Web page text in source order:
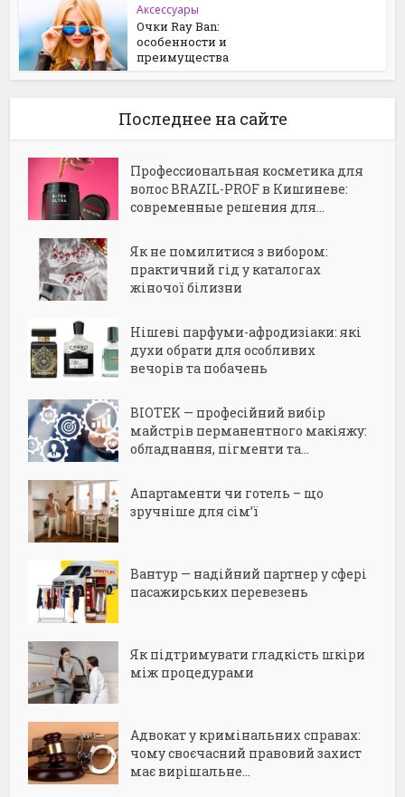
Аксессуары
Очки Ray Ban:
особенности и
преимущества
Последнее на сайте
Профессиональная косметика для
волос BRAZIL-PROF в Кишиневе:
современные решения для...
Як не помилитися з вибором:
практичний гід у каталогах
жіночої білизни
Нішеві парфуми-афродизіаки: які
духи обрати для особливих
вечорів та побачень
BIOTEK — професійний вибір
майстрів перманентного макіяжу:
обладнання, пігменти та...
Апартаменти чи готель – що
зручніше для сім’ї
Вантур — надійний партнер у сфері
пасажирських перевезень
Як підтримувати гладкість шкіри
між процедурами
Адвокат у кримінальних справах:
чому своєчасний правовий захист
має вирішальне...